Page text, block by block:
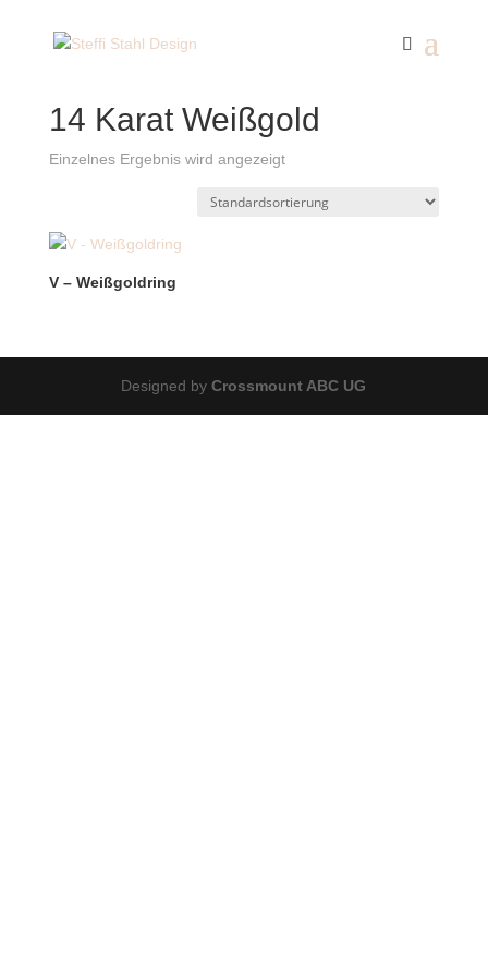
14 Karat Weißgold
Einzelnes Ergebnis wird angezeigt
V – Weißgoldring
Designed byCrossmount ABC UG